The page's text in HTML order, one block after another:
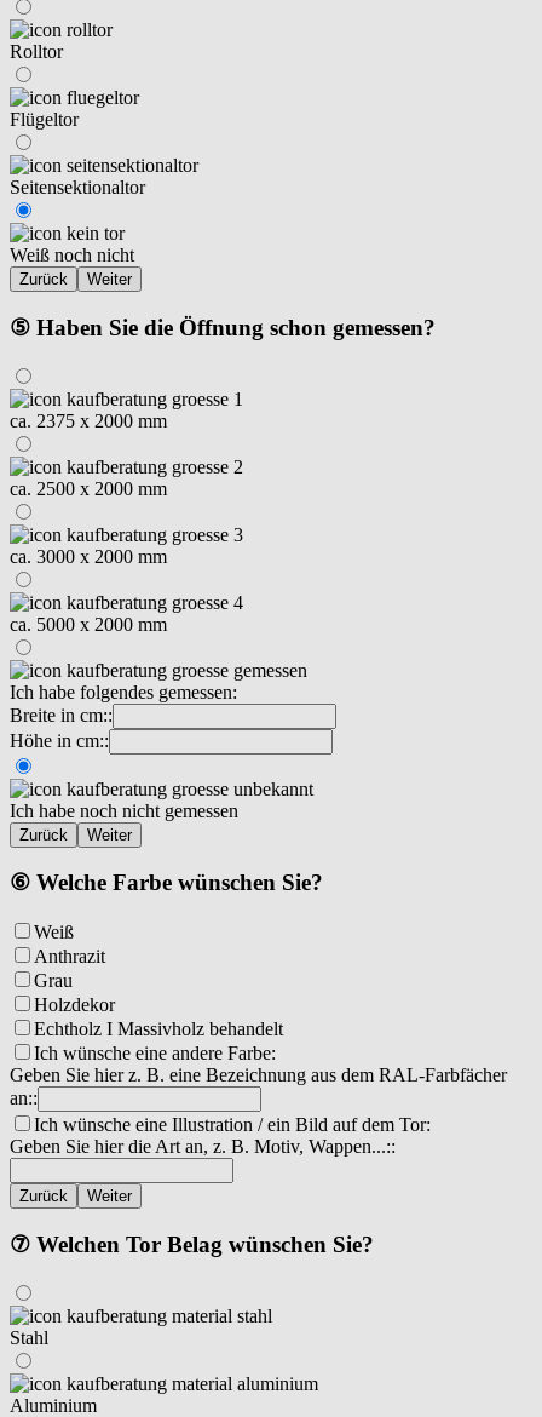
Rolltor
Flügeltor
Seitensektionaltor
Weiß noch nicht
Zurück Weiter
⑤ Haben Sie die Öffnung schon gemessen?
ca. 2375 x 2000 mm
ca. 2500 x 2000 mm
ca. 3000 x 2000 mm
ca. 5000 x 2000 mm
Ich habe folgendes gemessen:
Breite in cm::
Höhe in cm::
Ich habe noch nicht gemessen
Zurück Weiter
⑥ Welche Farbe wünschen Sie?
Weiß
Anthrazit
Grau
Holzdekor
Echtholz I Massivholz behandelt
Ich wünsche eine andere Farbe:
Geben Sie hier z. B. eine Bezeichnung aus dem RAL-Farbfächer
an::
Ich wünsche eine Illustration / ein Bild auf dem Tor:
Geben Sie hier die Art an, z. B. Motiv, Wappen...::
Zurück Weiter
⑦ Welchen Tor Belag wünschen Sie?
Stahl
Aluminium